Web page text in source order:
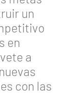
un
en
a
con las